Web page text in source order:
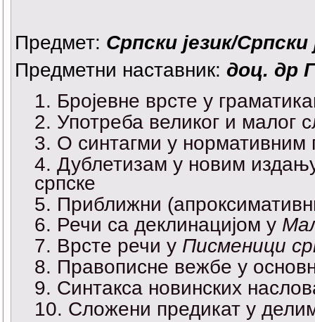
Предмет: Српски језик/Српски
Предметни наставник: доц. др
Бројевне врсте у
Употреба великог и малог
О синтагми у нормативним
Дублетизам у новим
српске
Приближни
Речи са деклинацијом у
Врсте речи у Писменици
Правописне вежбе у
Синтакса новинских
Сложени предикат у